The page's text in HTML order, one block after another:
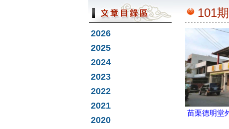
2026
2025
2024
2023
2022
2021
2020
101
苗栗德明堂